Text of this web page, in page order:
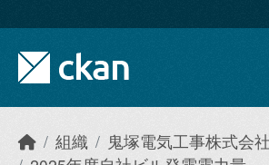
組織
鬼塚電気工事株式会社